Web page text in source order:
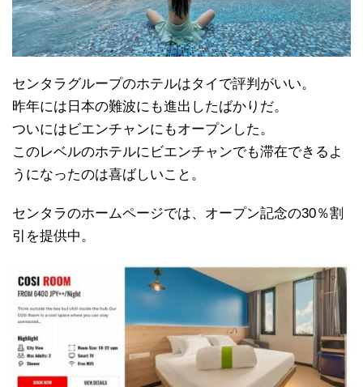
センタラグループのホテルはタイで評判がいい。
昨年には日本の難波にも進出したばかりだ。
ついにはビエンチャンにもオープンした。
このレベルのホテルにビエンチャンでも滞在できるよ
うになったのは喜ばしいこと。
センタラのホームページでは、オープン記念の30％割
引を提供中。